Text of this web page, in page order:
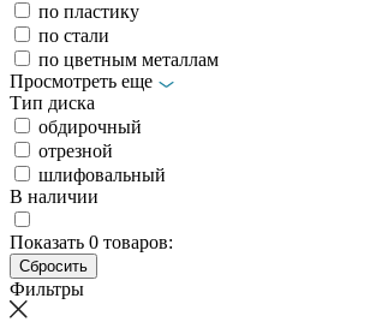
по пластику
по стали
по цветным металлам
Просмотреть еще
Тип диска
обдирочный
отрезной
шлифовальный
В наличии
Показать 0 товаров:
Фильтры